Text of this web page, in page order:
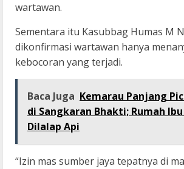
wartawan.
Sementara itu Kasubbag Humas M
dikonfirmasi wartawan hanya
kebocoran yang terjadi.
Baca Juga Kemarau Panjang
di Sangkaran Bhakti; Rumah
Dilalap Api
“Izin mas sumber jaya tepatnya di